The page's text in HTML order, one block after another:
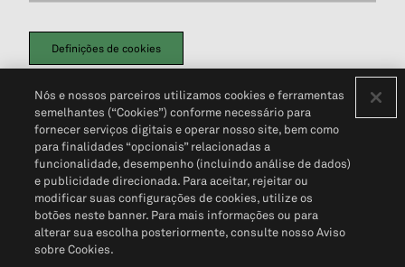
Definições de cookies
Política de PrivacidadePortal de privacidade do cliente (em inglês)
Não Venda Minhas Informações Pessoais© 2026 S&P Global
Nós e nossos parceiros utilizamos cookies e ferramentas
semelhantes (“Cookies”) conforme necessário para
fornecer serviços digitais e operar nosso site, bem como
para finalidades “opcionais” relacionadas a
funcionalidade, desempenho (incluindo análise de dados)
e publicidade direcionada. Para aceitar, rejeitar ou
modificar suas configurações de cookies, utilize os
botões neste banner. Para mais informações ou para
alterar sua escolha posteriormente, consulte nosso Aviso
sobre Cookies.